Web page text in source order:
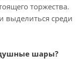
торжества.
выделиться среди
шары?